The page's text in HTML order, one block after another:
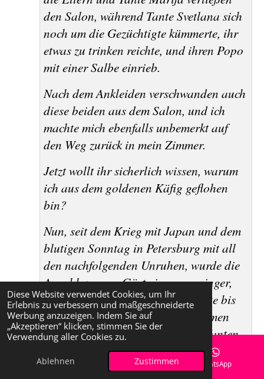
Diese Website verwendet Cookies, um Ihr
Erlebnis zu verbessern und maßgeschneiderte
Werbung anzuzeigen. Indem Sie auf
„Akzeptieren“ klicken, stimmen Sie der
Verwendung aller Cookies zu.
Ablehnen Zustimmen
den Salon, während Tante Svetlana sich
noch um die Gezüchtigte kümmerte, ihr
etwas zu trinken reichte, und ihren Popo
mit einer Salbe einrieb.
Nach dem Ankleiden verschwanden auch
diese beiden aus dem Salon, und ich
machte mich ebenfalls unbemerkt auf
den Weg zurück in mein Zimmer.
Jetzt wollt ihr sicherlich wissen, warum
ich aus dem goldenen Käfig geflohen
bin?
Nun, seit dem Krieg mit Japan und dem
blutigen Sonntag in Petersburg mit all
den nachfolgenden Unruhen, wurde die
Anzahl unserer Gäste immer geringer,
und oftmals dauert es zwei Monate bis
genügend Bewerber zusammenkamen
damit sich ein Diner für meinen Tanten
rentieren würde.
Auch hielten sich die Familien in diesen
E-Mail Facebook WhatsApp